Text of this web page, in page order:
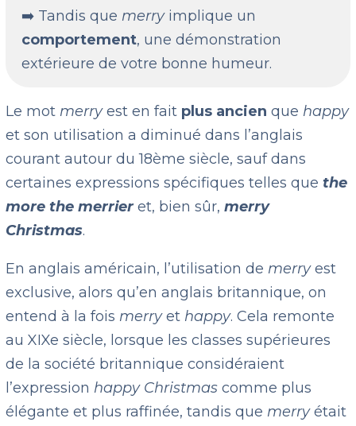
➡️ Tandis que merryimplique un
comportement, une démonstration
extérieure de votre bonne humeur.
Le mot merryest en fait plus ancien que happy
et son utilisation a diminué dans l’anglais
courant autour du 18ème siècle, sauf dans
certaines expressions spécifiques telles quethe
more the merrieret, bien sûr,merry
Christmas.
En anglais américain, l’utilisation de merryest
exclusive, alors qu’en anglais britannique, on
entend à la fois merryet happy. Cela remonte
au XIXe siècle, lorsque les classes supérieures
de la société britannique considéraient
l’expression happy Christmas comme plus
élégante et plus raffinée, tandis que merryétait